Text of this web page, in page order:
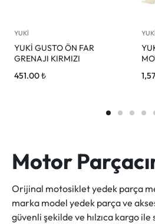
YUKİ
YUKİ GUSTO ÖN FAR
GRENAJI KIRMIZI
451.00₺
YUKİ
Motor
Orijinal motosiklet yedek parça
marka model yedek parça ve
güvenli şekilde ve hılzıca kargo